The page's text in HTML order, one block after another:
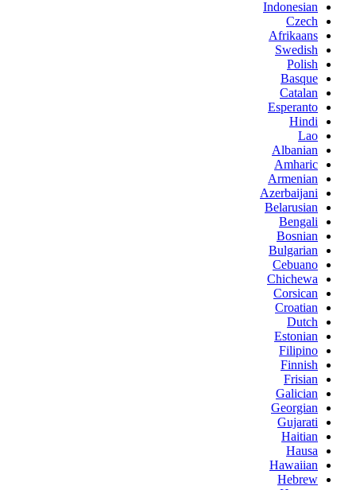
Indonesian
Czech
Afrikaans
Swedish
Polish
Basque
Catalan
Esperanto
Hindi
Lao
Albanian
Amharic
Armenian
Azerbaijani
Belarusian
Bengali
Bosnian
Bulgarian
Cebuano
Chichewa
Corsican
Croatian
Dutch
Estonian
Filipino
Finnish
Frisian
Galician
Georgian
Gujarati
Haitian
Hausa
Hawaiian
Hebrew